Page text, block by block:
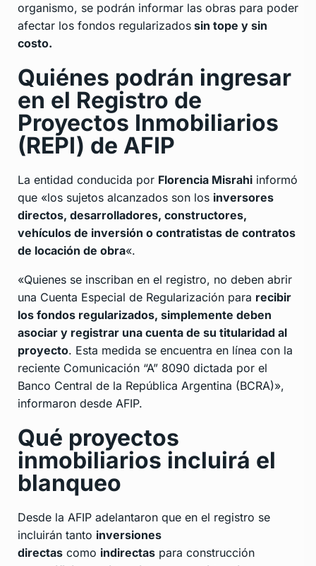
organismo, se podrán informar las obras para poder
afectar los fondos regularizados sin tope y sin
costo.
Quiénes podrán ingresar
en el Registro de
Proyectos Inmobiliarios
(REPI) de AFIP
La entidad conducida por Florencia Misrahi informó
que «los sujetos alcanzados son los inversores
directos, desarrolladores, constructores,
vehículos de inversión o contratistas de contratos
de locación de obra«.
«Quienes se inscriban en el registro, no deben abrir
una Cuenta Especial de Regularización para recibir
los fondos regularizados, simplemente deben
asociar y registrar una cuenta de su titularidad al
proyecto. Esta medida se encuentra en línea con la
reciente Comunicación “A” 8090 dictada por el
Banco Central de la República Argentina (BCRA)»,
informaron desde AFIP.
Qué proyectos
inmobiliarios incluirá el
blanqueo
Desde la AFIP adelantaron que en el registro se
incluirán tanto inversiones
directas como indirectas para construcción